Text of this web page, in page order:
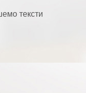
тексти